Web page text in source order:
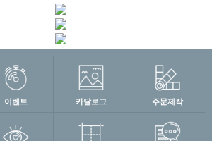
이벤트 카달로그 주문제작